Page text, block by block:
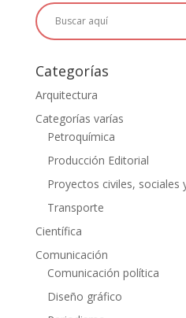
Categorías
Arquitectura
Categorías varías
Petroquímica
Producción Editorial
Proyectos civiles, sociales
Transporte
Científica
Comunicación
Comunicación política
Diseño gráfico